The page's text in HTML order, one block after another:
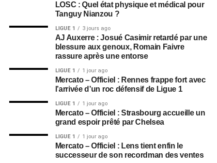
LOSC : Quel état physique et médical pour
Tanguy Nianzou ?
LIGUE 1 3 jours ago
AJ Auxerre : Josué Casimir retardé par une
blessure aux genoux, Romain Faivre
rassure après une entorse
LIGUE 1 1 jour ago
Mercato – Officiel : Rennes frappe fort avec
l’arrivée d’un roc défensif de Ligue 1
LIGUE 1 1 jour ago
Mercato – Officiel : Strasbourg accueille un
grand espoir prêté par Chelsea
LIGUE 1 1 jour ago
Mercato – Officiel : Lens tient enfin le
successeur de son recordman des ventes